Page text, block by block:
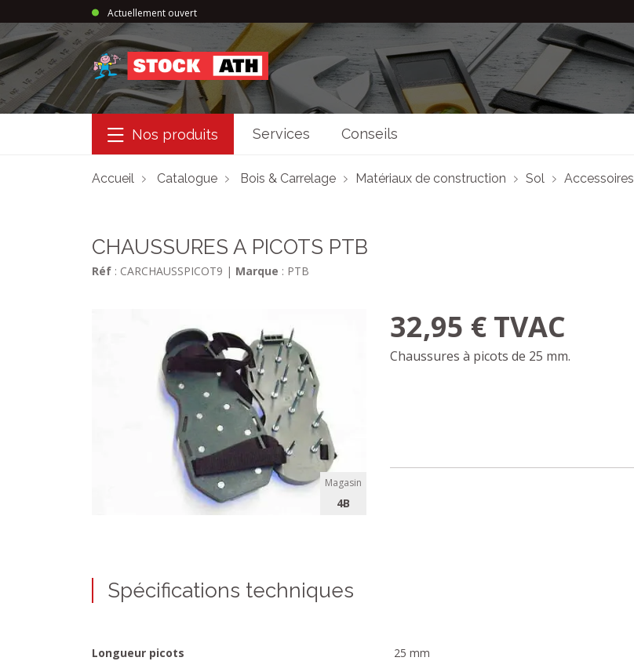
Actuellement ouvert
StockAth
Nos produits Services Conseils
Accueil Catalogue Bois & Carrelage Matériaux de construction Sol Accessoires
CHAUSSURES A PICOTS PTB
Réf : CARCHAUSSPICOT9 | Marque : PTB
Magasin
4B
32,95 € TVAC
Chaussures à picots de 25 mm.
Spécifications techniques
Longueur picots 25 mm